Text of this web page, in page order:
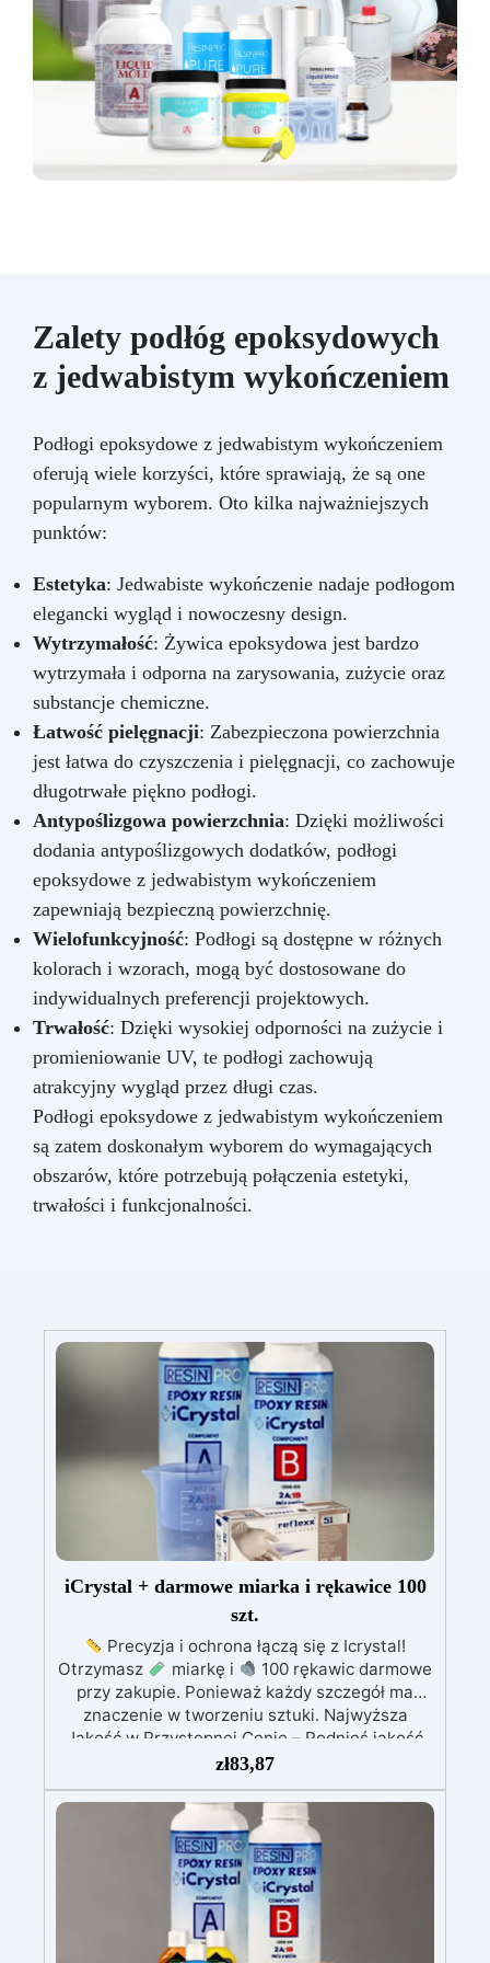
Zalety podłóg epoksydowych
z jedwabistym wykończeniem
Podłogi epoksydowe z jedwabistym wykończeniem
oferują wiele korzyści, które sprawiają, że są one
popularnym wyborem. Oto kilka najważniejszych
punktów:
Estetyka: Jedwabiste wykończenie nadaje podłogom
elegancki wygląd i nowoczesny design.
Wytrzymałość: Żywica epoksydowa jest bardzo
wytrzymała i odporna na zarysowania, zużycie oraz
substancje chemiczne.
Łatwość pielęgnacji: Zabezpieczona powierzchnia
jest łatwa do czyszczenia i pielęgnacji, co zachowuje
długotrwałe piękno podłogi.
Antypoślizgowa powierzchnia: Dzięki możliwości
dodania antypoślizgowych dodatków, podłogi
epoksydowe z jedwabistym wykończeniem
zapewniają bezpieczną powierzchnię.
Wielofunkcyjność: Podłogi są dostępne w różnych
kolorach i wzorach, mogą być dostosowane do
indywidualnych preferencji projektowych.
Trwałość: Dzięki wysokiej odporności na zużycie i
promieniowanie UV, te podłogi zachowują
atrakcyjny wygląd przez długi czas.
Podłogi epoksydowe z jedwabistym wykończeniem
są zatem doskonałym wyborem do wymagających
obszarów, które potrzebują połączenia estetyki,
trwałości i funkcjonalności.
iCrystal + darmowe miarka i rękawice 100
szt.
Precyzja i ochrona łączą się z Icrystal!
Otrzymasz
miarkę i
100 rękawic darmowe
przy zakupie. Ponieważ każdy szczegół ma
znaczenie w tworzeniu sztuki. Najwyższa
Jakość w Przystępnej Cenie – Podnieś jakość
swoich dzieł bez rujnowania portfela! ICRYSTAL
oferuje najwyższą jakość za ułamek kosztów.
Kryształowa Jasność – Osiągnij niezrównaną
klarowność dzięki naszej bezbłędnej,
kryształowo czystej żywicy epoksydowej. Twoje
projekty będą mienić się szklanym
wykończeniem, które zachwyca.
na UV - Ciesz się długowiecznością swoich
projektów! ICRYSTAL jest specjalnie
zł83,87